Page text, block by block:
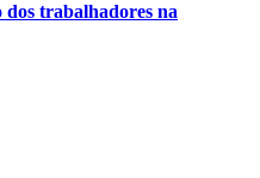
dos trabalhadores na